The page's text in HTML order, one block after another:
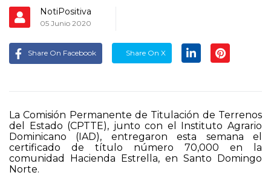
NotiPositiva
05 Junio 2020
Share On Facebook Share On X
La Comisión Permanente de Titulación de Terrenos
del Estado (CPTTE), junto con el Instituto Agrario
Dominicano (IAD), entregaron esta semana el
certificado de título número 70,000 en la
comunidad Hacienda Estrella, en Santo Domingo
Norte.